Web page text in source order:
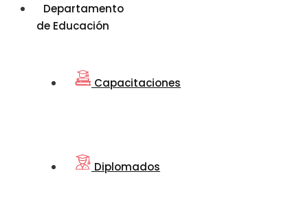
Departamento
de Educación
Capacitaciones
Diplomados